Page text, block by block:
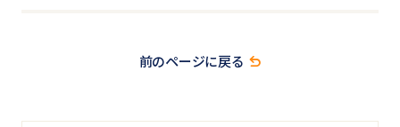
前のページに戻る